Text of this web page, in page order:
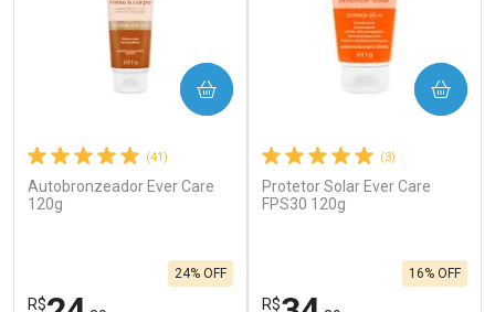
(41)
Autobronzeador Ever Care
120g
R$
24% OFF
COMPRAR
(3)
Protetor Solar Ever Care
FPS30 120g
R$
16% OFF
COMPRAR